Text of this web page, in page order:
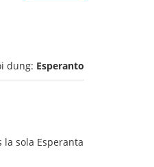
dung: Esperanto
sola Esperanta